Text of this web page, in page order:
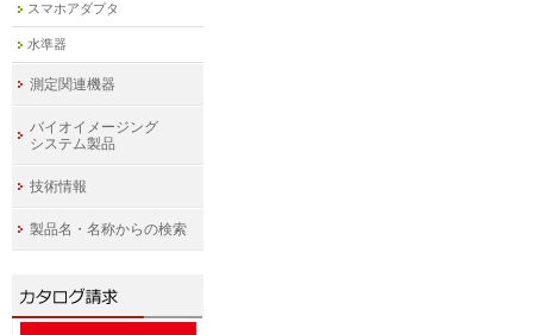
スマホアダプタ
水準器
測定関連機器
バイオイメージング
システム製品
技術情報
製品名・名称からの検索